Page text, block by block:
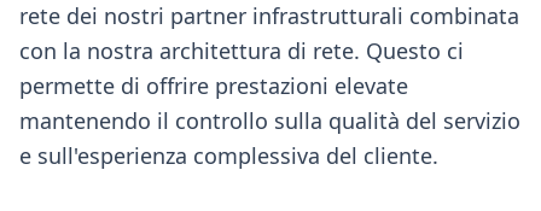
rete dei nostri partner infrastrutturali combinata
con la nostra architettura di rete. Questo ci
permette di offrire prestazioni elevate
mantenendo il controllo sulla qualità del servizio
e sull'esperienza complessiva del cliente.